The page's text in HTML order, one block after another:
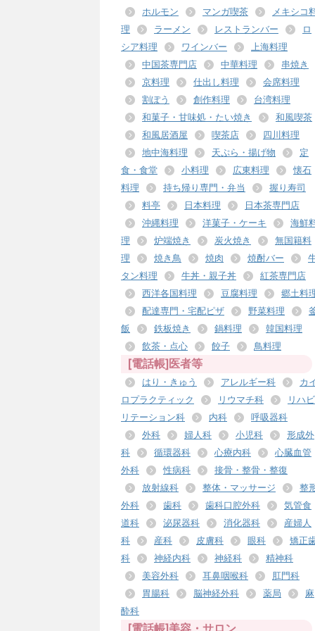
ホルモン
マンガ喫茶
メキシコ
理
ラーメン レストランバー
ロ
シア料理
ワインバー
上海料理
中国茶専門店
中華料理
串焼き
京料理
仕出し料理
会席料理
割ぽう
創作料理
台湾料理
和菓子・甘味処・たい焼き
和風喫茶
和風居酒屋
喫茶店
四川料理
地中海料理
天ぷら・揚げ物
定
食・食堂
小料理 広東料理
懐石
料理
持ち帰り専門・弁当
握り寿司
料亭
日本料理
日本茶専門店
沖縄料理
洋菓子・ケーキ
海鮮
理
炉端焼き 炭火焼き
無国籍料
理
焼き鳥 焼肉 焼酎バー
タン料理
牛丼・親子丼
紅茶専門店
西洋各国料理
豆腐料理
郷土料
配達専門・宅配ピザ
野菜料理
飯
鉄板焼き 鍋料理
韓国料理
飲茶・点心
餃子 鳥料理
[電話帳]医者等
はり・きゅう アレルギー科
カ
ロプラクティック
リウマチ科
リハビ
リテーション科
内科
呼吸器科
外科
婦人科 小児科
形成外
科
循環器科 心療内科
心臓血管
外科
性病科
接骨・整骨・整復
放射線科
整体・マッサージ
整
外科
歯科 歯科口腔外科
気管食
道科
泌尿器科 消化器科
産婦人
科
産科 皮膚科 眼科
矯正
科
神経内科 神経科
精神科
美容外科
耳鼻咽喉科
肛門科
胃腸科
脳神経外科 薬局
麻
酔科